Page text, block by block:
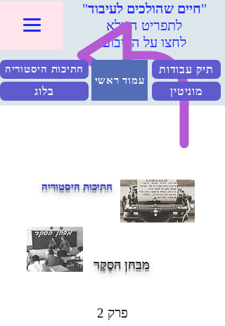
"חיים שהולכים לעיבוד"
לתפריט המלא
לחצו על הריבוע
חתיכות היסטוריה
בלוג
עמוד ראשי
תיק עבודות
מוניטין
חתיכות היסטוריה
מבחן הסֶקֶר
פרק 2